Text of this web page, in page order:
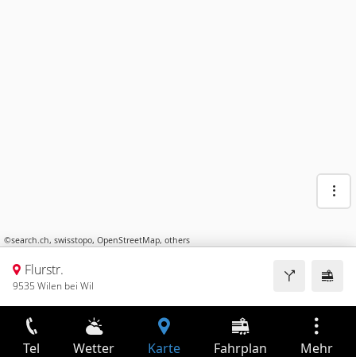
©search.ch, swisstopo, OpenStreetMap, others
Flurstr.
9535 Wilen bei Wil
Tel Wetter Karte Fahrplan Mehr